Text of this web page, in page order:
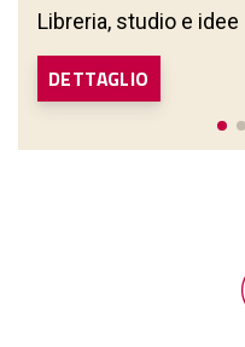
Libreria, studio e idee
DETTAGLIO